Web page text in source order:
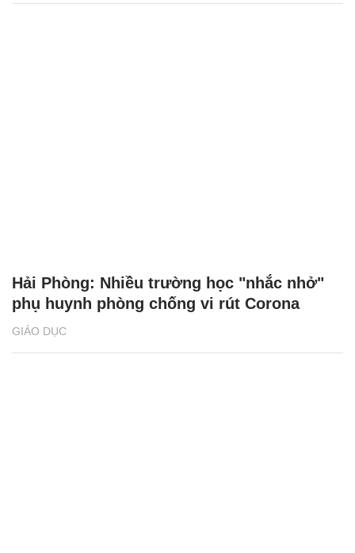
GIÁO DỤC
Hải Phòng: Nhiều trường học "nhắc nhở"
phụ huynh phòng chống vi rút Corona